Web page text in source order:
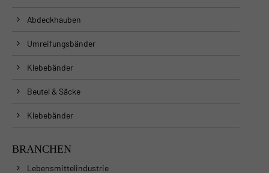
Abdeckhauben
Umreifungsbänder
Klebebänder
Beutel & Säcke
Klebebänder
BRANCHEN
Lebensmittelindustrie